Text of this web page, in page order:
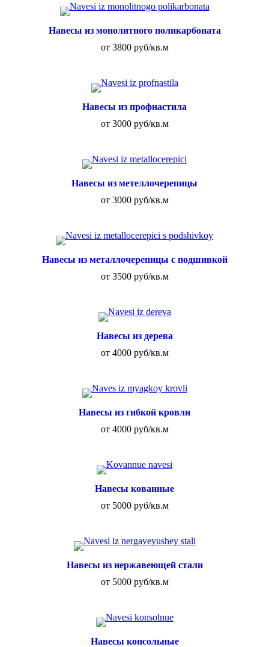
Навесы из монолитного поликарбоната
от 3800 руб/кв.м
Навесы из профнастила
от 3000 руб/кв.м
Навесы из метеллочерепицы
от 3000 руб/кв.м
Навесы из металлочерепицы с подшивкой
от 3500 руб/кв.м
Навесы из дерева
от 4000 руб/кв.м
Навесы из гибкой кровли
от 4000 руб/кв.м
Навесы кованные
от 5000 руб/кв.м
Навесы из нержавеющей стали
от 5000 руб/кв.м
Навесы консольные